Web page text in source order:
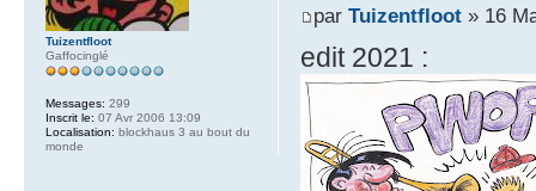
par Tuizentfloot» 16
edit 2021 :
Tuizentfloot
Gaffocinglé
Messages: 299
Inscrit le: 07 Avr 2006 13:09
Localisation: blockhaus 3 au bout du
monde